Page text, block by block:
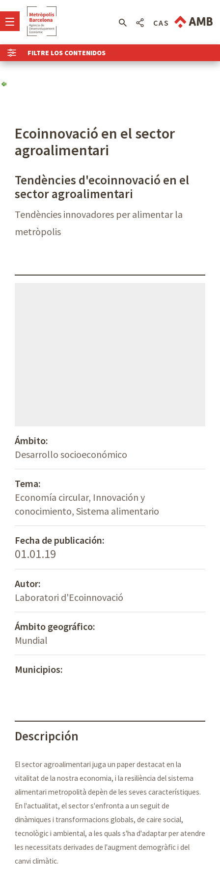
FILTRE LOS CONTENIDOS
CAS
Ecoinnovació en el sector
agroalimentari
Tendències d'ecoinnovació en el
sector agroalimentari
Tendències innovadores per alimentar la
metròpolis
Ámbito:
Desarrollo socioeconómico
Tema:
Economía circular, Innovación y
conocimiento, Sistema alimentario
Fecha de publicación:
01.01.19
Autor:
Laboratori d'Ecoinnovació
Ámbito geográfico:
Mundial
Municipios:
Descripción
El sector agroalimentari juga un paper destacat en la
vitalitat de la nostra economia, i la resiliència del sistema
alimentari metropolità depèn de les seves característiques.
En l'actualitat, el sector s'enfronta a un seguit de
dinàmiques i transformacions globals, de caire social,
tecnològic i ambiental, a les quals s'ha d'adaptar per atendre
les necessitats derivades de l'augment demogràfic i del
canvi climàtic.